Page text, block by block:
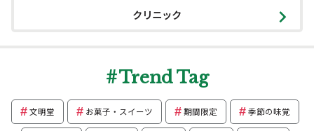
クリニック
Trend Tag
文明堂 お菓子・スイーツ 期間限定 季節の味覚